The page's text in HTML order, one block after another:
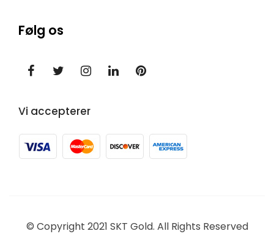
Følg os
Vi accepterer
© Copyright 2021 SKT Gold. All Rights Reserved